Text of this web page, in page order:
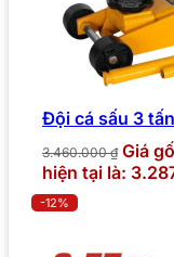
Đội cá sấu 3
3.460.000₫ Giá
hiện tại là:
-12%